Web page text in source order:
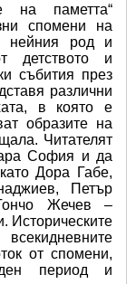
на паметта“
спомени на
нейния род и
детството и
събития през
различни
в която е
образите на
Читателят
София и да
Дора Габе,
Петър
Жечев –
Историческите
от спомени,
период и